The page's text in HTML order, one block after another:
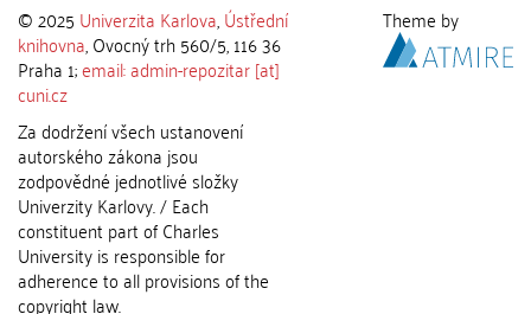
© 2025 Univerzita Karlova,Ústřední
knihovna, Ovocný trh 560/5, 116 36
Praha 1;email: admin-repozitar [at]
cuni.cz
Za dodržení všech ustanovení
autorského zákona jsou
zodpovědné jednotlivé složky
Univerzity Karlovy. / Each
constituent part of Charles
University is responsible for
adherence to all provisions of the
copyright law.
Theme by